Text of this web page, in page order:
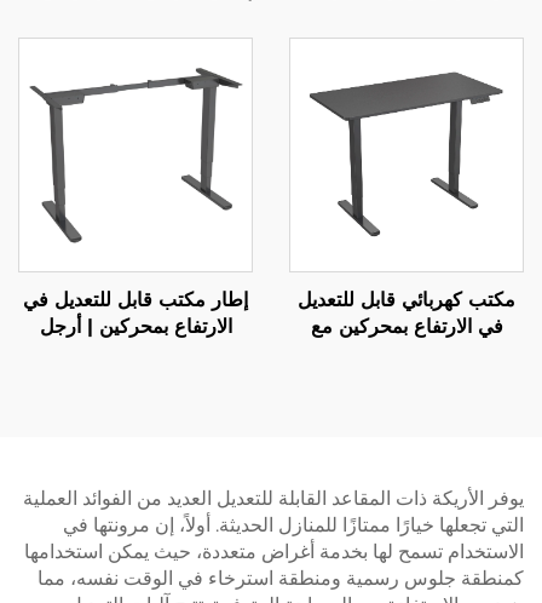
تروس لشاشات بحجم 37-85
بوصة | V-MOUNTS VM-
ووسادات تثبيت غير قابلة
JSD2-01-D-2P
مكتب كهربائي قابل للتعديل
في الارتفاع بمحركين مع
إطار مكتب قابل للتعديل في
الارتفاع بمحركين | أرجل
يوفر الأريكة ذات المقاعد القابلة للتعديل العديد من الفوائد العملية
التي تجعلها خيارًا ممتازًا للمنازل الحديثة. أولاً، إن مرونتها في
الاستخدام تسمح لها بخدمة أغراض متعددة، حيث يمكن استخدامها
كمنطقة جلوس رسمية ومنطقة استرخاء في الوقت نفسه، مما